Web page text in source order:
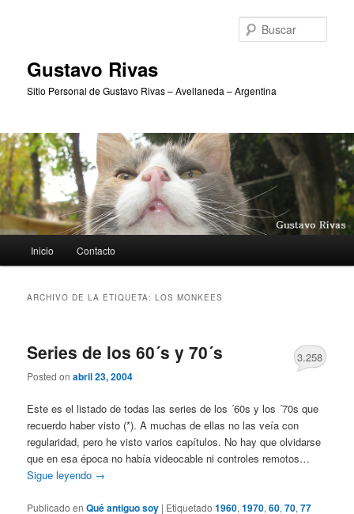
Gustavo Rivas
Sitio Personal de Gustavo Rivas – Avellaneda – Argentina
principal
Inicio Contacto
ARCHIVO DE LA ETIQUETA:LOS MONKEES
Series de los 60´s y 70´s
Posted onabril 23, 2004
3.258
Este es el listado de todas las series de los ´60s y los ´70s que
recuerdo haber visto (*). A muchas de ellas no las veía con
regularidad, pero he visto varios capítulos. No hay que olvidarse
que en esa época no había videocable ni controles remotos…
Sigue leyendo →
Publicado en Qué antiguo soy | Etiquetado 1960,1970,60,70,77